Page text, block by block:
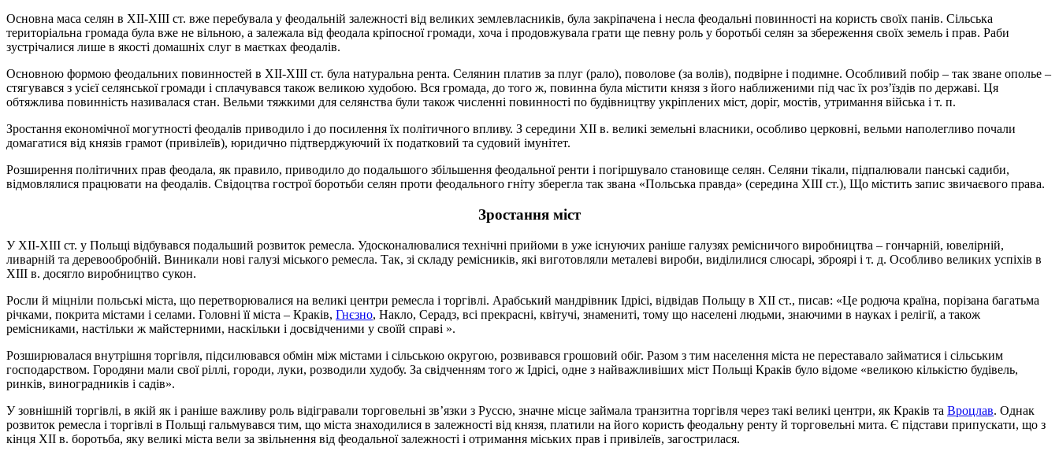
Основна маса селян в XII-XIII ст. вже перебувала у феодальній залежності від великих землевласників, була закріпачена і несла феодальні повинності на користь своїх панів. Сільська
територіальна громада була вже не вільною, а залежала від феодала кріпосної громади, хоча і продовжувала грати ще певну роль у боротьбі селян за збереження своїх земель і прав. Раби
зустрічалися лише в якості домашніх слуг в маєтках феодалів.
Основною формою феодальних повинностей в XII-XIII ст. була натуральна рента. Селянин платив за плуг (рало), поволове (за волів), подвірне і подимне. Особливий побір – так зване ополье –
стягувався з усієї селянської громади і сплачувався також великою худобою. Вся громада, до того ж, повинна була містити князя з його наближеними під час їх роз’їздів по державі. Ця
обтяжлива повинність називалася стан. Вельми тяжкими для селянства були також численні повинності по будівництву укріплених міст, доріг, мостів, утримання війська і т. п.
Зростання економічної могутності феодалів приводило і до посилення їх політичного впливу. З середини XII в. великі земельні власники, особливо церковні, вельми наполегливо почали
домагатися від князів грамот (привілеїв), юридично підтверджуючий їх податковий та судовий імунітет.
Розширення політичних прав феодала, як правило, приводило до подальшого збільшення феодальної ренти і погіршувало становище селян. Селяни тікали, підпалювали панські садиби,
відмовлялися працювати на феодалів. Свідоцтва гострої боротьби селян проти феодального гніту зберегла так звана «Польська правда» (середина XIII ст.), Що містить запис звичаєвого права.
Зростання міст
У XII-XIII ст. у Польщі відбувався подальший розвиток ремесла. Удосконалювалися технічні прийоми в уже існуючих раніше галузях ремісничого виробництва – гончарній, ювелірній,
ливарній та деревообробній. Виникали нові галузі міського ремесла. Так, зі складу ремісників, які виготовляли металеві вироби, виділилися слюсарі, зброярі і т. д. Особливо великих успіхів в
XIII в. досягло виробництво сукон.
Росли й міцніли польські міста, що перетворювалися на великі центри ремесла і торгівлі. Арабський мандрівник Ідрісі, відвідав Польщу в XII ст., писав: «Це родюча країна, порізана багатьма
річками, покрита містами і селами. Головні її міста – Краків, Гнєзно, Накло, Серадз, всі прекрасні, квітучі, знамениті, тому що населені людьми, знаючими в науках і релігії, а також
ремісниками, настільки ж майстерними, наскільки і досвідченими у своїй справі ».
Розширювалася внутрішня торгівля, підсилювався обмін між містами і сільською округою, розвивався грошовий обіг. Разом з тим населення міста не переставало займатися і сільським
господарством. Городяни мали свої ріллі, городи, луки, розводили худобу. За свідченням того ж Ідрісі, одне з найважливіших міст Польщі Краків було відоме «великою кількістю будівель,
ринків, виноградників і садів».
У зовнішній торгівлі, в якій як і раніше важливу роль відігравали торговельні зв’язки з Руссю, значне місце займала транзитна торгівля через такі великі центри, як Краків та Вроцлав. Однак
розвиток ремесла і торгівлі в Польщі гальмувався тим, що міста знаходилися в залежності від князя, платили на його користь феодальну ренту й торговельні мита. Є підстави припускати, що з
кінця XII в. боротьба, яку великі міста вели за звільнення від феодальної залежності і отримання міських прав і привілеїв, загострилася.